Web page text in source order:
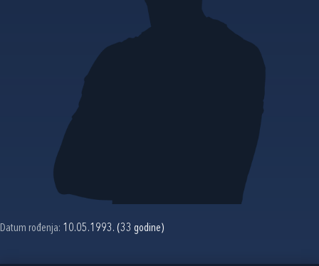
Datum rođenja: 10.05.1993. (33 godine)